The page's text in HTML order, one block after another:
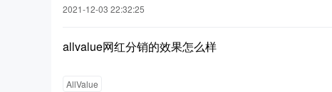
2021-12-03 22:32:25
allvalue网红分销的效果怎么样
AllValue